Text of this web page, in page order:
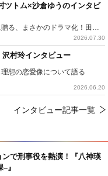
で刑事役を熱演！『八神瑛
』
ツトム×沙倉ゆうのインタビ
『侍タイムスリッパー』ファンに贈る、まさかのドラマ化！田村ツトム×沙倉ゆうのが語る『心配無用ノ介』撮影秘話
2026.07.30
沢村玲インタビュー
想の恋愛像について語る
2026.06.20
インタビュー記事一覧